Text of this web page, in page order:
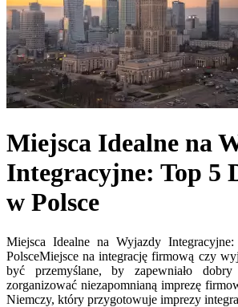
Miejsca Idealne na
Integracyjne: Top 5
w Polsce
Miejsca Idealne na Wyjazdy
PolsceMiejsce na integrację firmową czy
być przemyślane, by zapewniało
zorganizować niezapomnianą imprezę
Niemczy, który przygotowuje imprezy